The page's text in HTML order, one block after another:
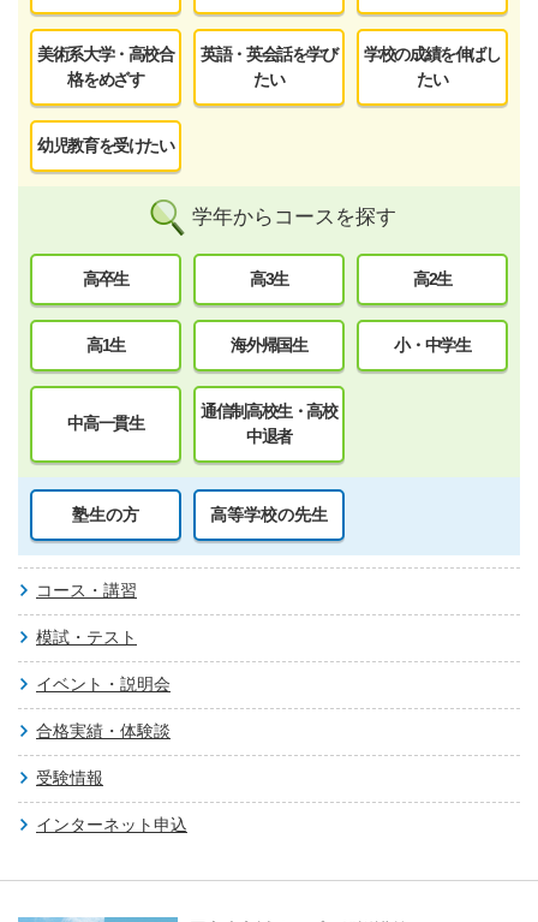
美術系大学・高校合
格をめざす
英語・英会話を学び
たい
学校の成績を伸ばし
たい
幼児教育を受けたい
学年からコースを探す
高卒生 高3生 高2生
高1生 海外帰国生 小・中学生
中高一貫生
通信制高校生・高校
中退者
塾生の方 高等学校の先生
コース・講習
模試・テスト
イベント・説明会
合格実績・体験談
受験情報
インターネット申込